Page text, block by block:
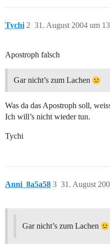
Tychi 31. August 2004 um
2
Apostroph falsch
Gar nicht’s zum Lachen
Was da das Apostroph soll,
Ich will’s nicht wieder tun.
Tychi
Anni_8a5a58 31. August
3
Gar nicht’s zum Lachen